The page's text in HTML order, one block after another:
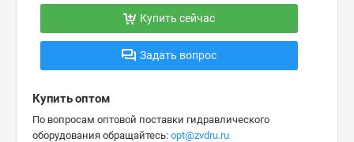
Купить сейчас
Задать вопрос
Купить оптом
По вопросам оптовой поставки гидравлического
оборудования обращайтесь: opt@zvdru.ru